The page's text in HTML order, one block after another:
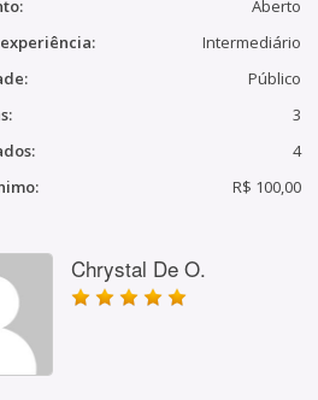
Aberto
Intermediário
Público
3
4
R$ 100,00
Chrystal De O.